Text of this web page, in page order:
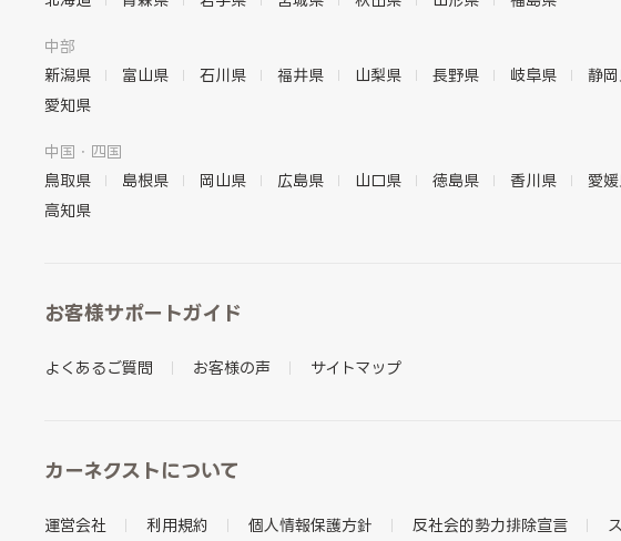
中部
新潟県
富山県 石川県 福井県 山梨県 長野県 岐阜県
静
愛知県
中国・四国
鳥取県
島根県 岡山県 広島県 山口県 徳島県 香川県
愛
高知県
お客様サポートガイド
よくあるご質問 お客様の声 サイトマップ
カーネクストについて
運営会社 利用規約 個人情報保護方針 反社会的勢力排除宣言